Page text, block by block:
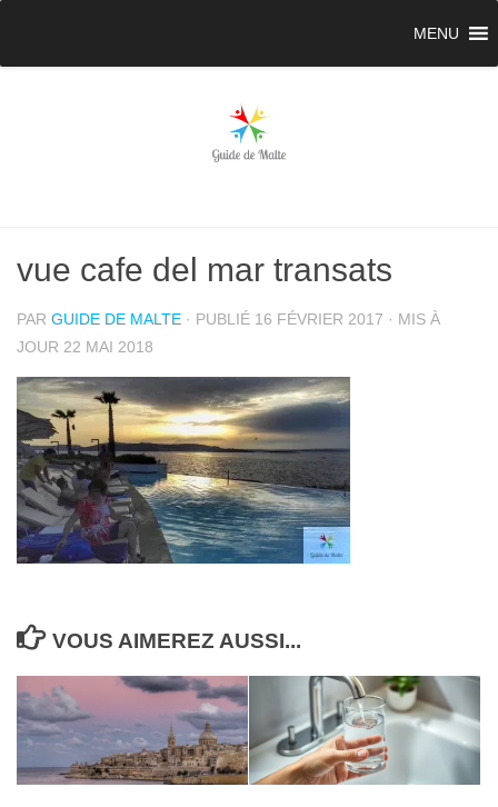
MENU
vue cafe del mar transats
PAR GUIDE DE MALTE · PUBLIÉ 16 FÉVRIER 2017 · MIS À
JOUR 22 MAI 2018
VOUS AIMEREZ AUSSI...